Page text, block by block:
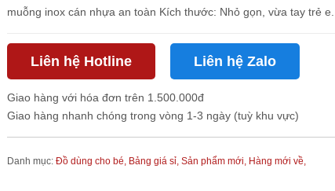
muỗng inox cán nhựa an toàn Kích thước: Nhỏ gọn, vừa tay trẻ e...
Liên hệ Hotline Liên hệ Zalo
Giao hàng với hóa đơn trên 1.500.000đ
Giao hàng nhanh chóng trong vòng 1-3 ngày (tuỳ khu vực)
Danh mục: Đồ dùng cho bé, Bảng giá sỉ, Sản phẩm mới, Hàng mới về,